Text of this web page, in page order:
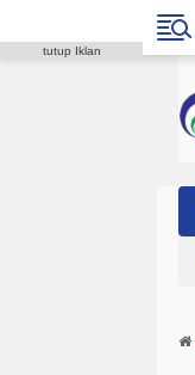
tutup Iklan